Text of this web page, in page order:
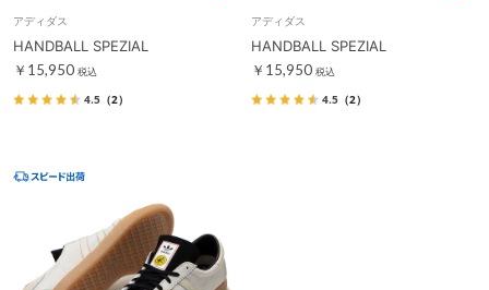
アディダス
HANDBALL SPEZIAL
￥15,950 税込
4.5 （2）
アディダス
HANDBALL SPEZIAL
￥15,950 税込
4.5 （2）